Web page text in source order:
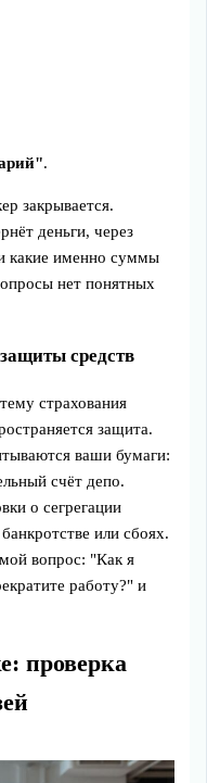
.
закрывается.
деньги, через
какие именно суммы
нет понятных
средств
страхования
защита.
ваши бумаги:
счёт депо.
о сегрегации
или сбоях.
вопрос: "Как я
работу?" и
проверка